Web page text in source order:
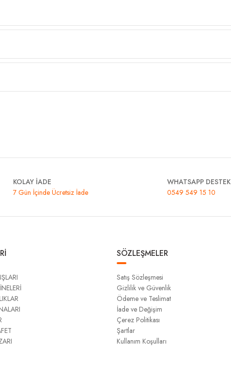
KOLAY İADE
7 Gün İçinde Ücretsiz İade
WHATSAPP DESTEK
0549 549 15 10
SÖZLEŞMELER
Satış Sözleşmesi
Gizlilik ve Güvenlik
Ödeme ve Teslimat
İade ve Değişim
Çerez Politikası
Şartlar
Kullanım Koşulları